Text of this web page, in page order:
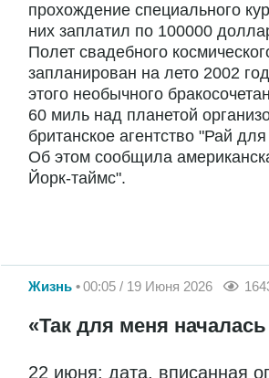
прохождение специального
них заплатил по 100000
Полет свадебного
запланирован на лето 2002
этого необычного
60 миль над планетой
британское агентство "Рай
Об этом сообщила
Йорк-таймс".
Жизнь 00:05 / 19 Июня 2026
«Так для меня
22 июня: дата, вписанная